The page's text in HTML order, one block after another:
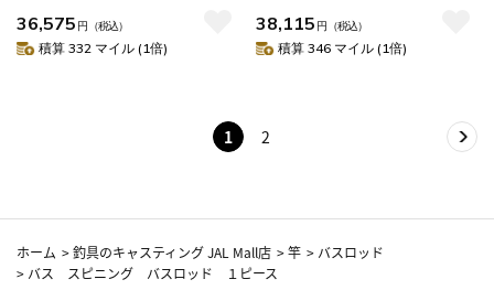
36,575 円 （税込）
積算 332 マイル (1倍)
38,115 円 （税込）
積算 346 マイル (1倍)
1 2
ホーム >釣具のキャスティング JAL Mall店 >竿 > バスロッド
> バス スピニング バスロッド １ピース